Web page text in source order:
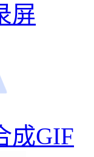
屏
成GIF